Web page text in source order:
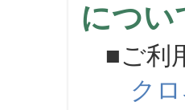
につ
■ご利
ク